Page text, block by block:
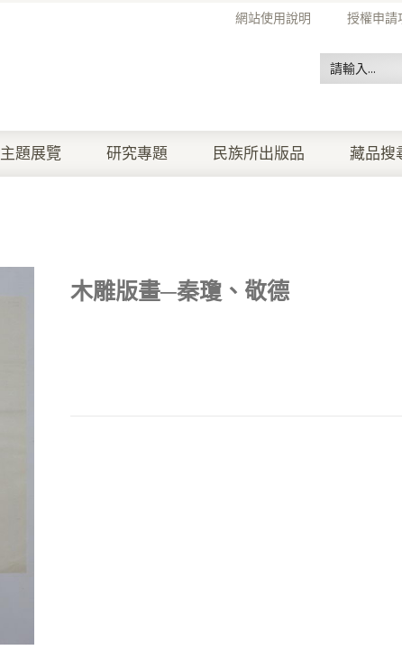
網站使用說明 授權申請
主題展覽 研究專題 民族所出版品 藏品搜
木雕版畫─秦瓊、敬德